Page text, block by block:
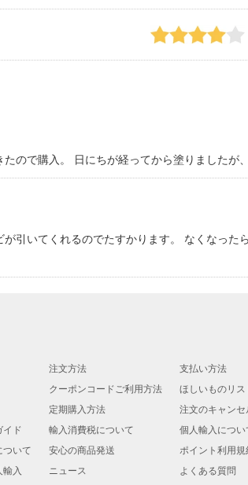
ので購入。 日にちが経ってから塗りましたが
が引いてくれるのでたすかります。 なくなった
注文方法 支払い方法
クーポンコードご利用方法 ほしいものリ
定期購入方法 注文のキャンセ
イド
輸入消費税について 個人輸入につい
いて
安心の商品発送 ポイント利用規
入
ニュース よくある質問